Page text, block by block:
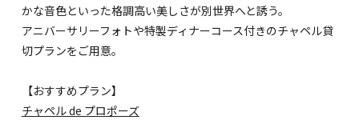
かな音色といった格調高い美しさが別世界へと誘う。
アニバーサリーフォトや特製ディナーコース付きのチャペル貸
切プランをご用意。
【おすすめプラン】
チャペル de プロポーズ